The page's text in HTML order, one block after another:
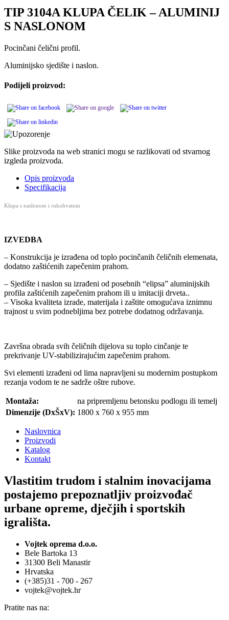
TIP 3104A KLUPA ČELIK – ALUMINIJ
S NASLONOM
Pocinčani čelični profil.
Aluminijsko sjedište i naslon.
Podijeli proizvod:
Slike proizvoda na web stranici mogu se razlikovati od stvarnog
izgleda proizvoda.
Opis proizvoda
Specifikacija
Klupa s naslonom i rukohvatom
IZVEDBA
– Konstrukcija je izrađena od toplo pocinčanih čeličnih elemenata,
dodatno zaštićenih zapečenim prahom.
– Sjedište i naslon su izrađeni od posebnih “elipsa” aluminijskih
profila zaštićenih zapečenim prahom ili u imitaciji drveta..
– Visoka kvaliteta izrade, materijala i zaštite omogućava iznimnu
trajnost u svim podnebljima bez potrebe dodatnog održavanja.
Završna obrada svih čeličnih dijelova su toplo cinčanje te
prekrivanje UV-stabilizirajućim zapečenim prahom.
Svi elementi izrađeni od lima napravljeni su modernim postupkom
rezanja vodom te ne sadrže oštre rubove.
Montaža:
na pripremljenu betonsku podlogu ili temelj
Dimenzije (DxŠxV): 1800 x 760 x 955 mm
Naslovnica
Proizvodi
Katalog
Kontakt
Vlastitim trudom i stalnim inovacijama
postajemo prepoznatljiv proizvođač
urbane opreme, dječjih i sportskih
igrališta.
Vojtek oprema d.o.o.
Bele Bartoka 13
31300 Beli Manastir
Hrvatska
(+385)31 - 700 - 267
vojtek@vojtek.hr
Pratite nas na: